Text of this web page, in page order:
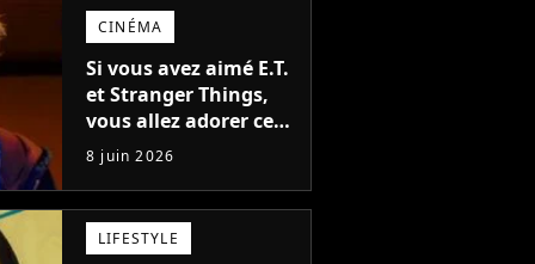
CINÉMA
Si vous avez aimé E.T.
et Stranger Things,
vous allez adorer ce
film fantastique cet
été... et il est français
8 juin 2026
LIFESTYLE